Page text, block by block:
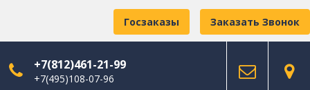
Заказать Звонок
Госзаказы
+7(812)461-21-99
+7(495)108-07-96